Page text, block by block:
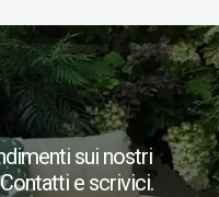
sui nostri
e scrivici.